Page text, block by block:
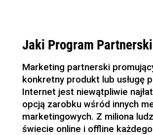
Jaki Program
Marketing partnerski
konkretny produkt lub usługę
Internet jest niewątpliwie
opcją zarobku wśród innych
marketingowych. Z miliona
świecie online i offline